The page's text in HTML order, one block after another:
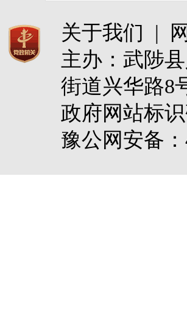
关于我们 |
主办：武陟
街道兴华路
政府网站标
豫公网安备：